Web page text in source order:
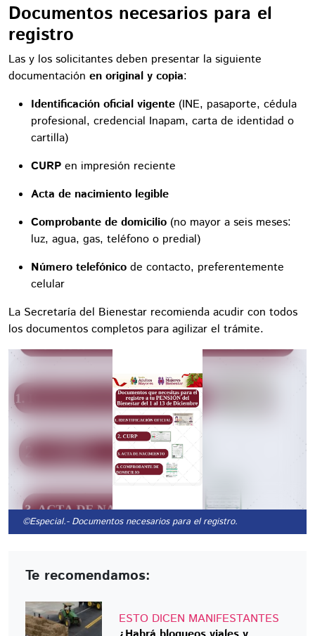
Documentos necesarios para el
registro
Las y los solicitantes deben presentar la siguiente
documentación en original y copia:
Identificación oficial vigente (INE, pasaporte, cédula
profesional, credencial Inapam, carta de identidad o
cartilla)
CURP en impresión reciente
Acta de nacimiento legible
Comprobante de domicilio (no mayor a seis meses:
luz, agua, gas, teléfono o predial)
Número telefónico de contacto, preferentemente
celular
La Secretaría del Bienestar recomienda acudir con todos
los documentos completos para agilizar el trámite.
©Especial.- Documentos necesarios para el registro.
Te recomendamos:
ESTO DICEN MANIFESTANTES